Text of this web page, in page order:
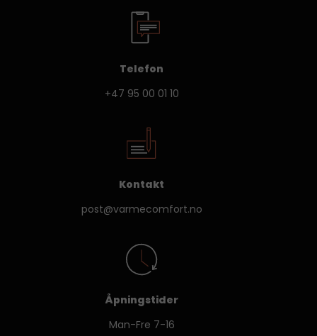
Telefon
+47 95 00 01 10
Kontakt
post@varmecomfort.no
Åpningstider
Man-Fre 7-16